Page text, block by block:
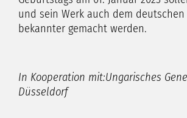
und sein Werk auch dem deutschen
bekannter gemacht werden.
In Kooperation mit:Ungarisches
Düsseldorf